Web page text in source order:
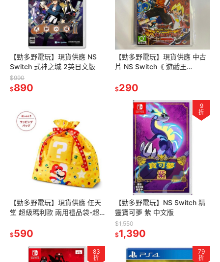
【勁多野電玩】現貨供應 NS
Switch 式神之城 2英日文版
$990
$890
【勁多野電玩】現貨供應 中古
片 NS Switch《 遊戲王
鬥 》日版
$290
【勁多野電玩】現貨供應 任天
堂 超級瑪利歐 兩用禮品袋-超
$590
9
折
【勁多野電玩】NS Switch 精
靈寶可夢 紫 中文版
$1,550
$1,390
83
折
79
折